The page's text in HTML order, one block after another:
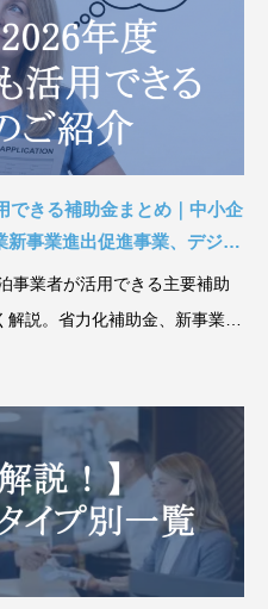
できる補助金まとめ｜中小企
事業進出促進事業、デジタ
事業者が活用できる主要補助
説。省力化補助金、新事業進